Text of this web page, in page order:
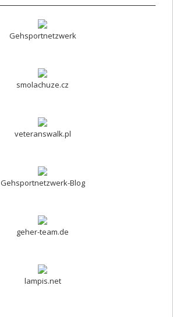
Gehsportnetzwerk
smolachuze.cz
veteranswalk.pl
Gehsportnetzwerk-Blog
geher-team.de
lampis.net